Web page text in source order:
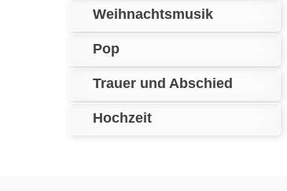
Weihnachtsmusik
Pop
Trauer und Abschied
Hochzeit